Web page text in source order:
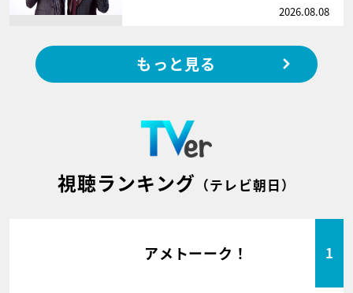
2026.08.08
もっと見る
視聴ランキング （テレビ朝日）
アメトーーク！ 1